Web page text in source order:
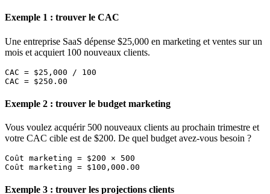
Exemple 1 : trouver le CAC
Une entreprise SaaS dépense $25,000 en marketing et ventes sur un
mois et acquiert 100 nouveaux clients.
CAC = $25,000 / 100
Exemple 2 : trouver le budget marketing
Vous voulez acquérir 500 nouveaux clients au prochain trimestre et
votre CAC cible est de $200. De quel budget avez-vous besoin ?
Coût marketing = $200 × 500
Exemple 3 : trouver les projections clients